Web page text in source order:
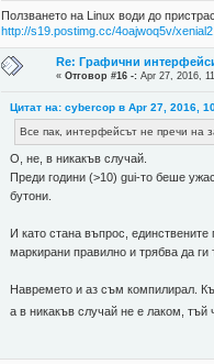
Ползването на Linux води до
http://s19.postimg.cc/4oajwoq5v/
Re: Графични
«Отговор #16 -: Apr 27, 2016,
Цитат на: cybercop в Apr 27, 2016,
Все пак, интерфейсът не пречи на
О, не, в никакъв случай.
Преди години (>10) gui-то беше
бутони.
И като стана въпрос,
маркирани правилно и трябва да
Навремето и аз съм компилирал.
а в никакъв случай не е лаком, тъй